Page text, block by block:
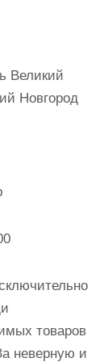
Великий
Новгород
товаров
неверную и